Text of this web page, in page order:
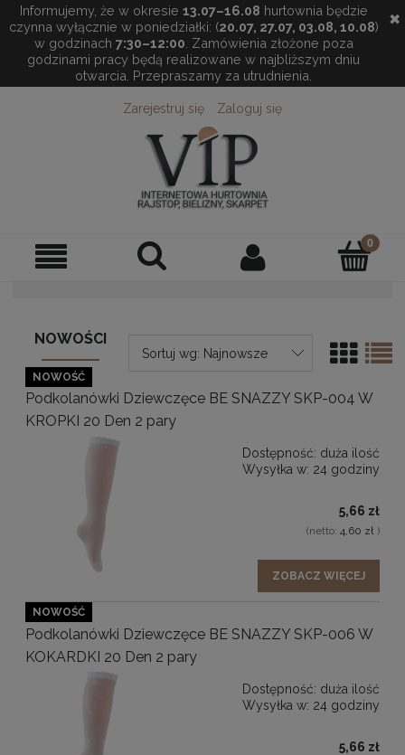
Informujemy, że w okresie 13.07–16.08 hurtownia będzie
czynna wyłącznie w poniedziałki: (20.07, 27.07, 03.08, 10.08)
w godzinach 7:30–12:00 . Zamówienia złożone poza
godzinami pracy będą realizowane w najbliższym dniu
otwarcia. Przepraszamy za utrudnienia.
✖
Zarejestruj się Zaloguj się
NOWOŚCI
Sortuj wg: Najnowsze
Podkolanówki Dziewczęce BE SNAZZY SKP-004 W
KROPKI 20 Den 2 pary
Dostępność: duża ilość
Wysyłka w: 24 godziny
5,66 zł
(netto: 4,60 zł )
ZOBACZ WIĘCEJ
NOWOŚĆ
Podkolanówki Dziewczęce BE SNAZZY SKP-006 W
KOKARDKI 20 Den 2 pary
Dostępność: duża ilość
Wysyłka w: 24 godziny
5,66 zł
NOWOŚĆ